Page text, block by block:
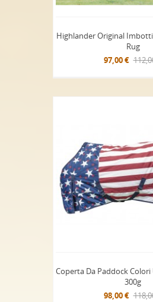
Highlander Original
Rug
97,00 €
Coperta Da Paddock
300g
98,00 €